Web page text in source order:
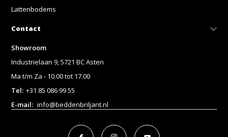
Lattenbodems
Contact
Showroom
Industrielaan 9, 5721 BC Asten
Ma t/m Za - 10.00 tot 17.00
Tel: +31 85 086 99 55
E-mail: info@beddenbriljant.nl